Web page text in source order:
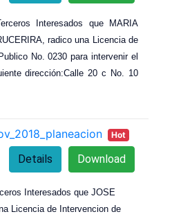
Interesados que MARIA
radico una Licencia de
No. 0230 para intervenir el
dirección:Calle 20 c No. 10
Hot
Download
Details
Interesados que JOSE
Licencia de Intervencion de